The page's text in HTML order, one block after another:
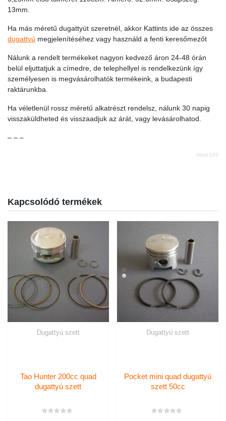
13mm.
Ha más méretű dugattyút szeretnél, akkor Kattints ide az összes
dugattyú megjelenítéséhez vagy használd a fenti keresőmezőt
Nálunk a rendelt termékeket nagyon kedvező áron 24-48 órán
belül eljuttatjuk a címedre, de telephellyel is rendelkezünk így
személyesen is megvásárolhatók termékeink, a budapesti
raktárunkba.
Ha véletlenül rossz méretű alkatrészt rendelsz, nálunk 30 napig
visszaküldheted és visszaadjuk az árát, vagy levásárolhatod.
– – –
kkod:120
Kapcsolódó termékek
Dugattyú szett
Tao Hunter 200cc quad
dugattyú szett
Dugattyú szett
Pocket mini quad dugattyú
szett 50cc